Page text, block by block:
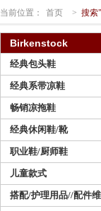
当前位置： 首页 > 搜索
Birkenstock
经典包头鞋
经典系带凉鞋
畅销凉拖鞋
经典休闲鞋/靴
职业鞋/厨师鞋
儿童款式
搭配/护理用品//配件